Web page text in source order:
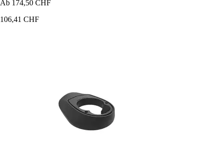
Ab 174,50 CHF
106,41 CHF